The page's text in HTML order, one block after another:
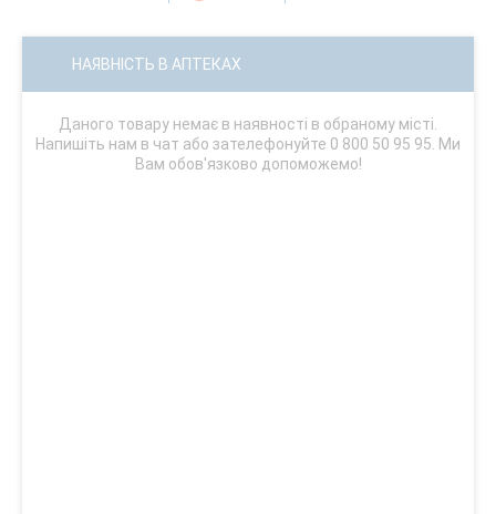
НАЯВНІСТЬ В АПТЕКАХ
Даного товару немає в наявності в обраному місті.
Напишіть нам в чат або зателефонуйте 0 800 50 95 95. Ми
Вам обов'язково допоможемо!